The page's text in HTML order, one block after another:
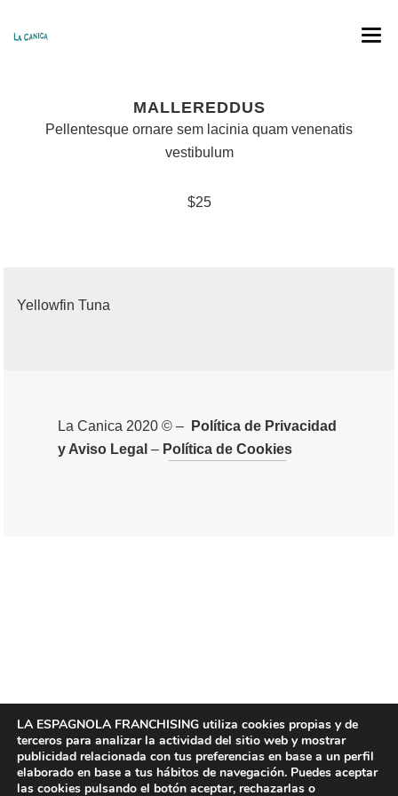
CARTA
MALLEREDDUS
Pellentesque ornare sem lacinia quam venenatis
vestibulum
$25
Yellowfin Tuna
La Canica 2020 © –
Política de Privacidad
y Aviso Legal – Política de Cookies
LA ESPAGNOLA FRANCHISING utiliza cookies propias y de
terceros para analizar la actividad del sitio web y mostrar
publicidad relacionada con tus preferencias en base a un perfil
elaborado en base a tus hábitos de navegación. Puedes aceptar
las cookies pulsando el botón aceptar, rechazarlas o